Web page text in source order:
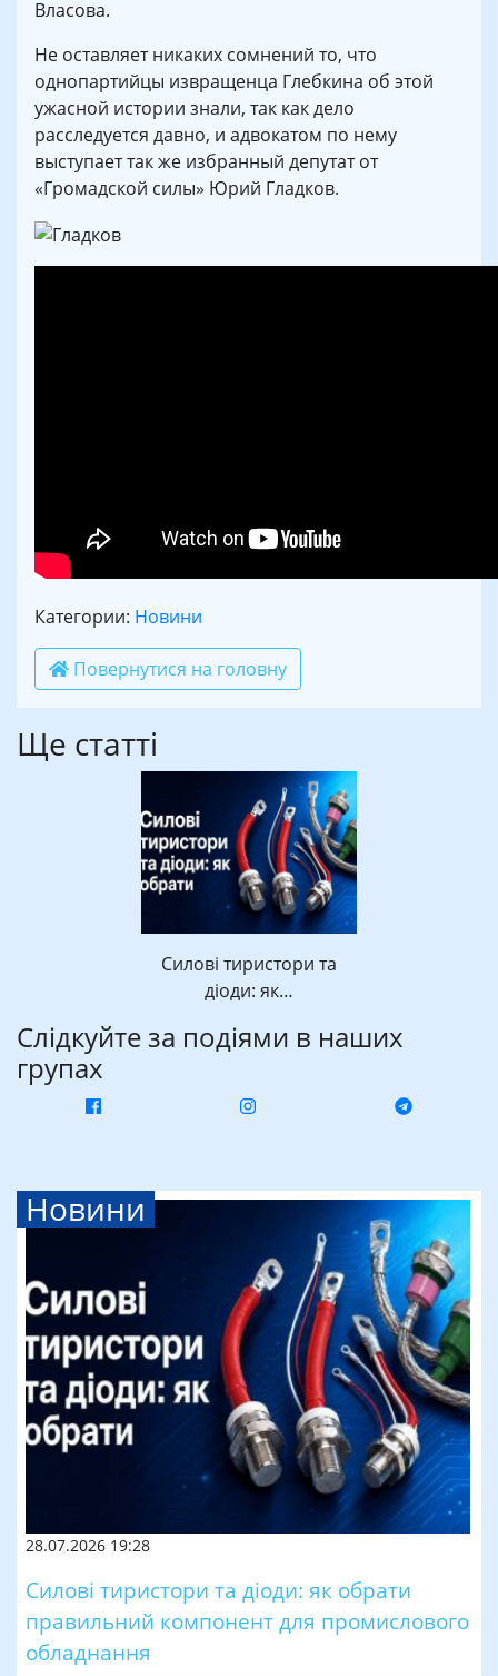
Власова.
Не оставляет никаких сомнений то, что
однопартийцы извращенца Глебкина об этой
ужасной истории знали, так как дело
расследуется давно, и адвокатом по нему
выступает так же избранный депутат от
«Громадской силы» Юрий Гладков.
Категории: Новини
Повернутися на головну
Ще статті
Силові тиристори та
діоди: як…
Слідкуйте за подіями в наших
групах
Новини
28.07.2026 19:28
Силові тиристори та діоди: як обрати
правильний компонент для промислового
обладнання